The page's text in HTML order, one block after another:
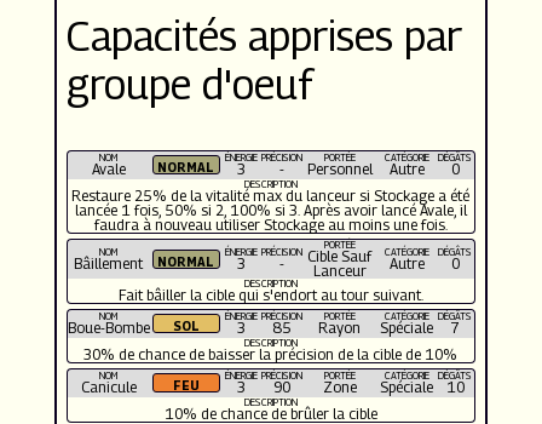
Capacités apprises par
groupe d'oeuf
NOM
Avale
ÉNERGIE
3
PRÉCISION
-
PORTÉE
Personnel
CATÉGORIE
Autre
DÉGÂTS
0
DESCRIPTION
Restaure 25% de la vitalité max du lanceur si Stockage a été
lancée 1 fois, 50% si 2, 100% si 3. Après avoir lancé Avale, il
faudra à nouveau utiliser Stockage au moins une fois.
NOM
Bâillement
ÉNERGIE
3
PRÉCISION
-
PORTÉE
Cible Sauf
Lanceur
CATÉGORIE
Autre
DÉGÂTS
0
DESCRIPTION
Fait bâiller la cible qui s'endort au tour suivant.
NOM
Boue-Bombe
ÉNERGIE
3
PRÉCISION
85
PORTÉE
Rayon
CATÉGORIE
Spéciale
DÉGÂTS
7
DESCRIPTION
30% de chance de baisser la précision de la cible de 10%
NOM
Canicule
ÉNERGIE
3
PRÉCISION
90
PORTÉE
Zone
CATÉGORIE
Spéciale
DÉGÂTS
10
DESCRIPTION
10% de chance de brûler la cible